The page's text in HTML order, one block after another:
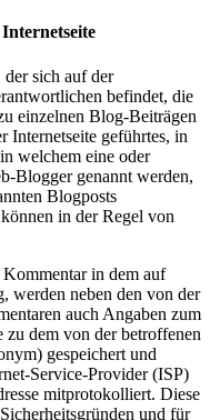
sich auf der
befindet, die
einzelnen Blog-Beiträgen
Internetseite geführtes, in
welchem eine oder
Blogger genannt werden,
Blogposts
in der Regel von
in dem auf
werden neben den von der
auch Angaben zum
dem von der betroffenen
gespeichert und
Service-Provider (ISP)
mitprotokolliert. Diese
und für